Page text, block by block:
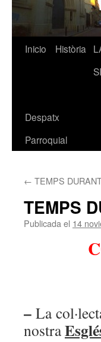
Inicio Història
Despatx
Parroquial
← TEMPS
TEMPS
Publicada el 14
– La
nostra